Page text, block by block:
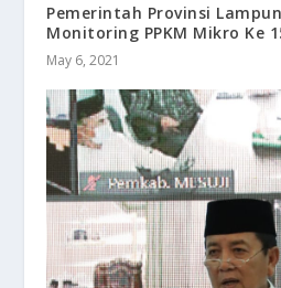
Pemerintah Provinsi
Monitoring PPKM Mikro Ke
May 6, 2021